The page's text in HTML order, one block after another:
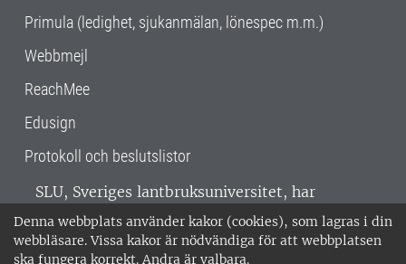
Denna webbplats använder kakor (cookies), som lagras i din
webbläsare. Vissa kakor är nödvändiga för att webbplatsen
ska fungera korrekt. Andra är valbara.
Primula (ledighet, sjukanmälan, lönespec m.m.)
Webbmejl
ReachMee
Edusign
Protokoll och beslutslistor
SLU, Sveriges lantbruksuniversitet, har
verksamhet över hela Sverige. Huvudorter är
Alnarp, Uppsala och Umeå.SLU är
miljöcertifierat enligt ISO 14001. •